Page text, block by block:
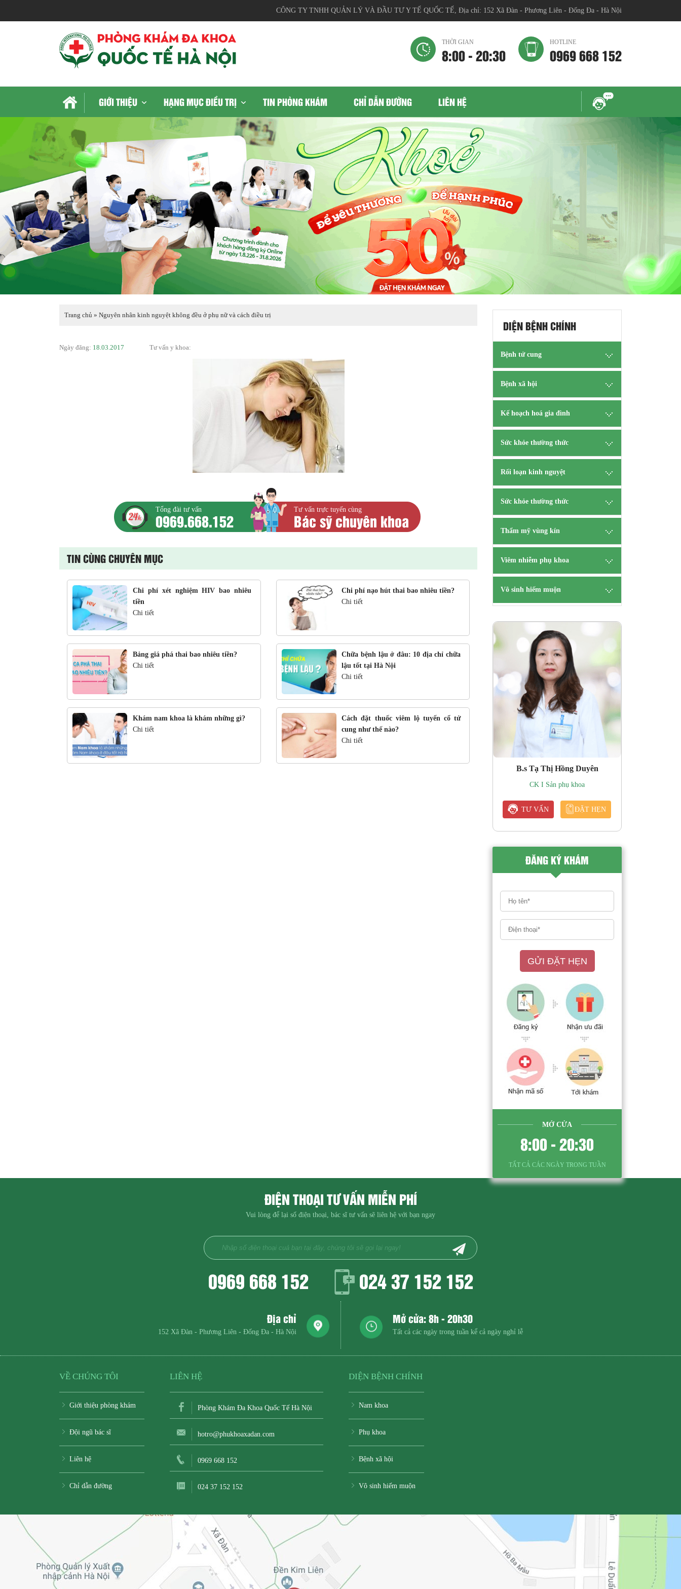
CÔNG TY TNHH QUẢN LÝ VÀ ĐẦU TƯ Y TẾ QUỐC TẾ, Địa chỉ: 152 Xã Đàn - Phương Liên - Đống Đa - Hà Nội
THỜI GIAN
8:00 - 20:30
HOTLINE
0969 668 152
GIỚI THIỆU HẠNG MỤC ĐIỀU TRỊ TIN PHÒNG KHÁM CHỈ DẪN ĐƯỜNG LIÊN HỆ
Trang chủ » Nguyên nhân kinh nguyệt không đều ở phụ nữ và cách điều trị
Ngày đăng: 18.03.2017 Tư vấn y khoa:
Tổng đài tư vấn
0969.668.152
Tư vấn trực tuyến cùng
Bác sỹ chuyên khoa
TIN CÙNG CHUYÊN MỤC
Chi phí xét nghiệm HIV bao nhiêu
tiền
Chi tiết
Chi phí nạo hút thai bao nhiêu tiền?
Chi tiết
Bảng giá phá thai bao nhiêu tiền?
Chi tiết
Chữa bệnh lậu ở đâu: 10 địa chỉ chữa
lậu tốt tại Hà Nội
Chi tiết
Khám nam khoa là khám những gì?
Chi tiết
Cách đặt thuốc viêm lộ tuyến cổ tử
cung như thế nào?
Chi tiết
DIỆN BỆNH CHÍNH
Bệnh tử cung
Bệnh xã hội
Kế hoạch hoá gia đình
Sức khỏe thường thức
Rối loạn kinh nguyệt
Sức khỏe thường thức
Thẩm mỹ vùng kín
Viêm nhiễm phụ khoa
Vô sinh hiếm muộn
B.s Tạ Thị Hồng Duyên
CK I Sản phụ khoa
ĐẶT HẸN
B.s Tạ Thị Hồng Duyên
CK I Sản phụ khoa
TƯ VẤN ĐẶT HẸN
ĐĂNG KÝ KHÁM
GỬI ĐẶT HẸN
MỞ CỬA
8:00 - 20:30
TẤT CẢ CÁC NGÀY TRONG TUẦN
ĐIỆN THOẠI TƯ VẤN MIỄN PHÍ
Vui lòng để lại số điện thoại, bác sĩ tư vấn sẽ liên hệ với bạn ngay
0969 668 152 024 37 152 152
Địa chỉ
152 Xã Đàn - Phương Liên - Đống Đa - Hà Nội
Mở cửa: 8h - 20h30
Tất cả các ngày trong tuần kể cả ngày nghỉ lễ
VỀ CHÚNG TÔI
Giới thiệu phòng khám
Đội ngũ bác sĩ
Liên hệ
Chỉ dẫn đường
LIÊN HỆ
Phòng Khám Đa Khoa Quốc Tế Hà Nội
hotro@phukhoaxadan.com
0969 668 152
024 37 152 152
DIỆN BỆNH CHÍNH
Nam khoa
Phụ khoa
Bệnh xã hội
Vô sinh hiếm muộn